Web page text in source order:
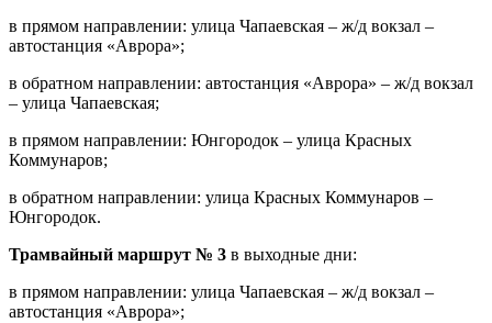
в прямом направлении: улица Чапаевская – ж/д вокзал –
автостанция «Аврора»;
в обратном направлении: автостанция «Аврора» – ж/д вокзал
– улица Чапаевская;
в прямом направлении: Юнгородок – улица Красных
Коммунаров;
в обратном направлении: улица Красных Коммунаров –
Юнгородок.
Трамвайный маршрут № 3 в выходные дни:
в прямом направлении: улица Чапаевская – ж/д вокзал –
автостанция «Аврора»;